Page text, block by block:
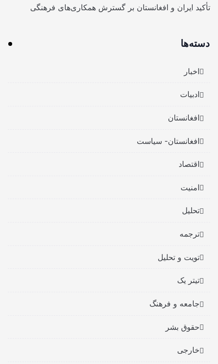
تأکید ایران و افغانستان بر گسترش همکاری‌های فرهنگی
دسته‌ها
اخبار
ادبیات
افغانستان
افغانستان- سیاست
اقتصاد
امنیت
تحلیل
ترجمه
تویت و تحلیل
تیتر یک
جامعه و فرهنگ
حقوق بشر
خارجی